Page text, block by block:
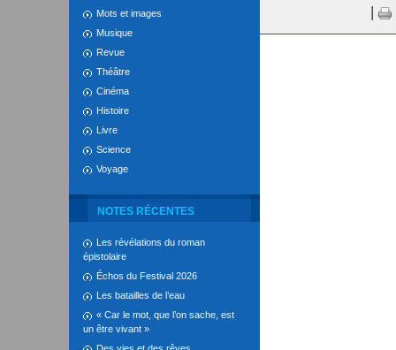
Mots et images
Musique
Revue
Théâtre
Cinéma
Histoire
Livre
Science
Voyage
NOTES RÉCENTES
Les révélations du roman
épistolaire
Échos du Festival 2026
Les batailles de l’eau
« Car le mot, que l’on sache, est
un être vivant »
|